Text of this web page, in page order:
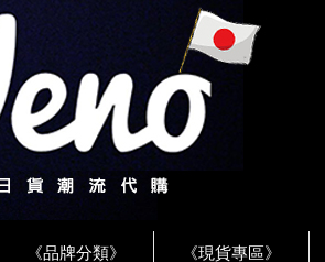
《品牌分類》 《現貨專區》